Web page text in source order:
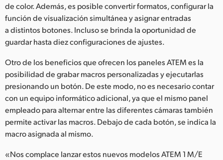
de color. Además, es posible convertir formatos, configurar la
función de visualización simultánea y asignar entradas
a distintos botones. Incluso se brinda la oportunidad de
guardar hasta diez configuraciones de ajustes.
Otro de los beneficios que ofrecen los paneles ATEM es la
posibilidad de grabar macros personalizadas y ejecutarlas
presionando un botón. De este modo, no es necesario contar
con un equipo informático adicional, ya que el mismo panel
empleado para alternar entre las diferentes cámaras también
permite activar las macros. Debajo de cada botón, se indica la
macro asignada al mismo.
«Nos complace lanzar estos nuevos modelos ATEM 1 M/E